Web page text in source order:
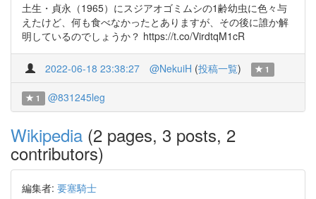
土生・貞永（1965）にスジアオゴミムシの1齢幼虫に色々与
えたけど、何も食べなかったとありますが、その後に誰か解
明しているのでしょうか？ https://t.co/VirdtqM1cR
2022-06-18 23:38:27 @NekuiH (投稿一覧) 1
1 @831245leg
Wikipedia (2 pages, 3 posts, 2
contributors)
編集者: 要塞騎士